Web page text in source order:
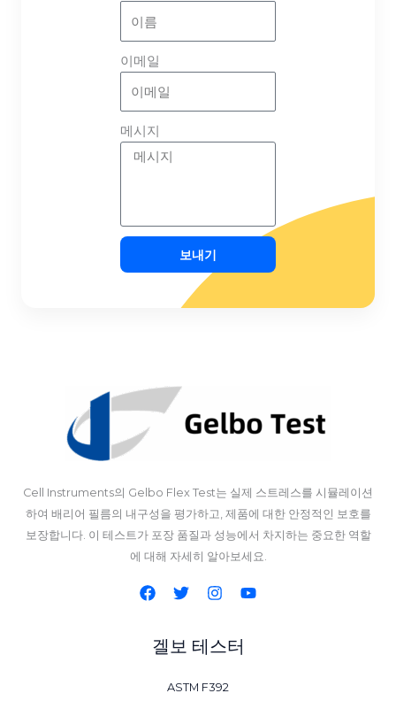
이메일
메시지
보내기
Cell Instruments의 Gelbo Flex Test는 실제 스트레스를 시뮬레이션
하여 배리어 필름의 내구성을 평가하고, 제품에 대한 안정적인 보호를
보장합니다. 이 테스트가 포장 품질과 성능에서 차지하는 중요한 역할
에 대해 자세히 알아보세요.
겔보 테스터
ASTM F392